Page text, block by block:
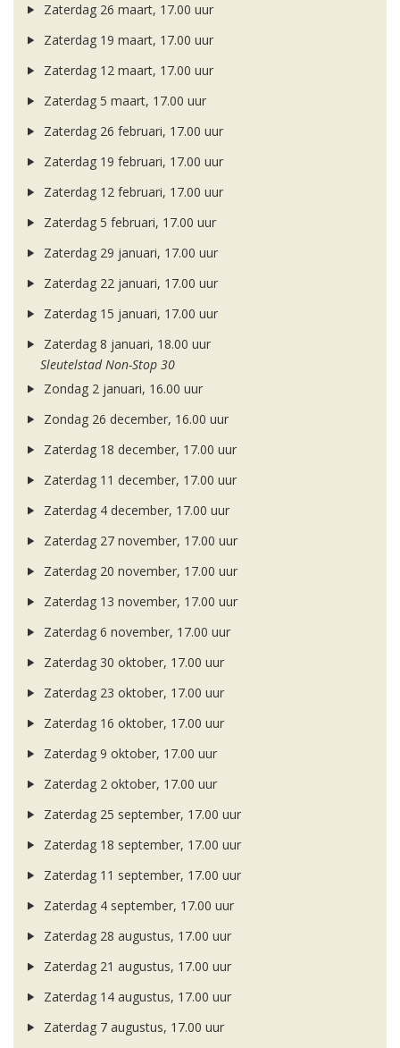
Zaterdag 26 maart, 17.00 uur
Zaterdag 19 maart, 17.00 uur
Zaterdag 12 maart, 17.00 uur
Zaterdag 5 maart, 17.00 uur
Zaterdag 26 februari, 17.00 uur
Zaterdag 19 februari, 17.00 uur
Zaterdag 12 februari, 17.00 uur
Zaterdag 5 februari, 17.00 uur
Zaterdag 29 januari, 17.00 uur
Zaterdag 22 januari, 17.00 uur
Zaterdag 15 januari, 17.00 uur
Zaterdag 8 januari, 18.00 uur
Sleutelstad Non-Stop 30
Zondag 2 januari, 16.00 uur
Zondag 26 december, 16.00 uur
Zaterdag 18 december, 17.00 uur
Zaterdag 11 december, 17.00 uur
Zaterdag 4 december, 17.00 uur
Zaterdag 27 november, 17.00 uur
Zaterdag 20 november, 17.00 uur
Zaterdag 13 november, 17.00 uur
Zaterdag 6 november, 17.00 uur
Zaterdag 30 oktober, 17.00 uur
Zaterdag 23 oktober, 17.00 uur
Zaterdag 16 oktober, 17.00 uur
Zaterdag 9 oktober, 17.00 uur
Zaterdag 2 oktober, 17.00 uur
Zaterdag 25 september, 17.00 uur
Zaterdag 18 september, 17.00 uur
Zaterdag 11 september, 17.00 uur
Zaterdag 4 september, 17.00 uur
Zaterdag 28 augustus, 17.00 uur
Zaterdag 21 augustus, 17.00 uur
Zaterdag 14 augustus, 17.00 uur
Zaterdag 7 augustus, 17.00 uur